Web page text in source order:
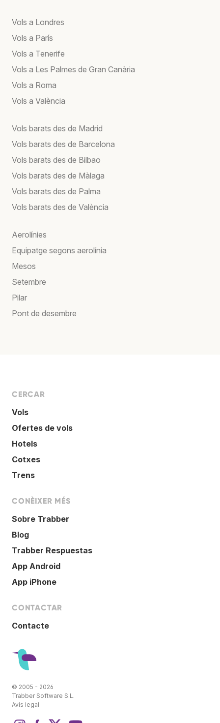
Vols a Londres
Vols a París
Vols a Tenerife
Vols a Les Palmes de Gran Canària
Vols a Roma
Vols a València
Vols barats des de Madrid
Vols barats des de Barcelona
Vols barats des de Bilbao
Vols barats des de Màlaga
Vols barats des de Palma
Vols barats des de València
Aerolínies
Equipatge segons aerolínia
Mesos
Setembre
Pilar
Pont de desembre
CERCAR
Vols
Ofertes de vols
Hotels
Cotxes
Trens
CONÈIXER MÉS
Sobre Trabber
Blog
Trabber Respuestas
App Android
App iPhone
CONTACTAR
Contacte
© 2005 - 2026
Trabber Software S.L.
Avís legal